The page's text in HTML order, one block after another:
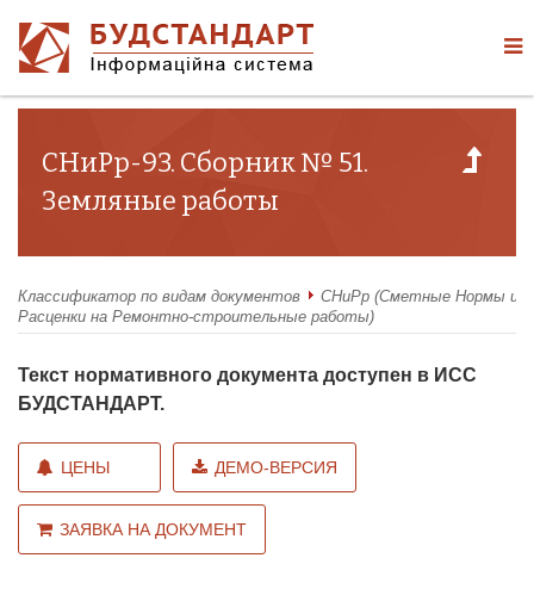
СНиРр-93. Сборник № 51.
Земляные работы
Классификатор по видам документов
СНиРр (Сметные Нормы и
Расценки на Ремонтно-строительные работы)
Текст нормативного документа доступен в ИСС
БУДСТАНДАРТ.
ЦЕНЫ ДЕМО-ВЕРСИЯ
ЗАЯВКА НА ДОКУМЕНТ